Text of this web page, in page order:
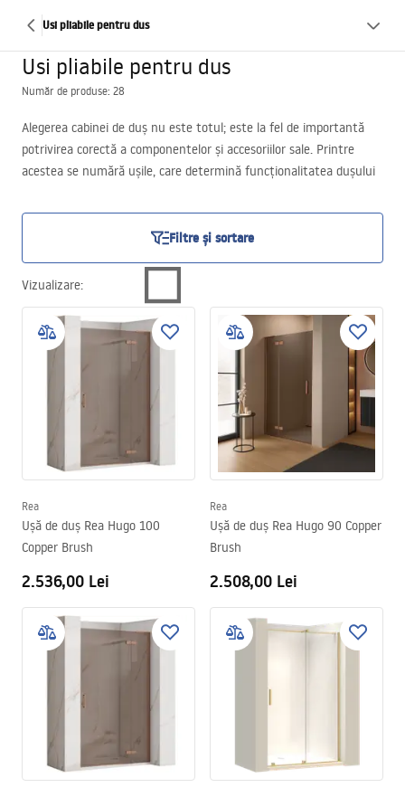
Usi pliabile pentru dus
Usi pliabile pentru dus
Număr de produse: 28
Alegerea cabinei de duș nu este totul; este la fel de importantă
potrivirea corectă a componentelor și accesoriilor sale. Printre
acestea se numără ușile, care determină funcționalitatea dușului
amenajarea ergonomică a spațiului din baie, mai ales în încăperi de
dimensiuni reduse. Din partea noastră vă putem oferi uși de duș
pliante, care sunt frecvent preferate de clienți datorită
construcției lor practice.
Filtre și sortare
Vizualizare:
Rea
Ușă de duș Rea Hugo 100
Copper Brush
2.536,00 Lei
Rea
Ușă de duș Rea Hugo 90 Copper
Brush
2.508,00 Lei